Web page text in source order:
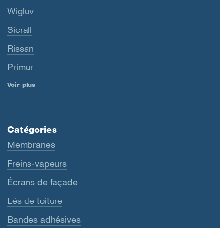
Wigluv
Sicrall
Rissan
Primur
Voir plus
Catégories
Membranes
Freins-vapeurs
Écrans de façade
Lés de toiture
Bandes adhésives